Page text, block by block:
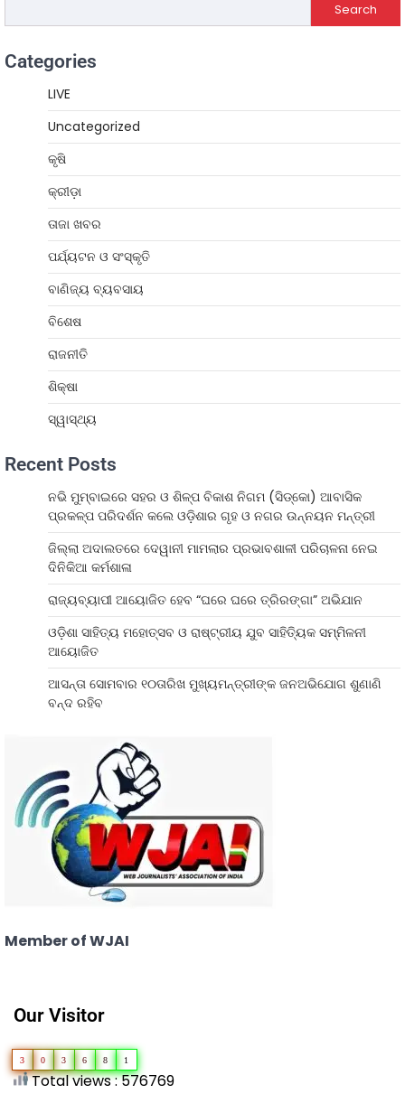
Search
Categories
LIVE
Uncategorized
କୃଷି
କ୍ରୀଡ଼ା
ତାଜା ଖବର
ପର୍ଯ୍ୟଟନ ଓ ସଂସ୍କୃତି
ବାଣିଜ୍ୟ ବ୍ୟବସାୟ
ବିଶେଷ
ରାଜନୀତି
ଶିକ୍ଷା
ସ୍ୱାସ୍ଥ୍ୟ
Recent Posts
ନଭି ମୁମ୍ବାଇରେ ସହର ଓ ଶିଳ୍ପ ବିକାଶ ନିଗମ (ସିଡ୍‌କୋ) ଆବାସିକ
ପ୍ରକଳ୍ପ ପରିଦର୍ଶନ କଲେ ଓଡ଼ିଶାର ଗୃହ ଓ ନଗର ଉନ୍ନୟନ ମନ୍ତ୍ରୀ
ଜିଲ୍ଲା ଅଦାଲତରେ ଦେୱାନୀ ମାମଲାର ପ୍ରଭାବଶାଳୀ ପରିଚାଳନା ନେଇ
ଦିନିକିଆ କର୍ମଶାଳା
ରାଜ୍ୟବ୍ୟାପୀ ଆୟୋଜିତ ହେବ “ଘରେ ଘରେ ତ୍ରିରଙ୍ଗା” ଅଭିଯାନ
ଓଡ଼ିଶା ସାହିତ୍ୟ ମହୋତ୍ସବ ଓ ରାଷ୍ଟ୍ରୀୟ ଯୁବ ସାହିତ୍ୟିକ ସମ୍ମିଳନୀ
ଆୟୋଜିତ
ଆସନ୍ତା ସୋମବାର ୧୦ତାରିଖ ମୁଖ୍ୟମନ୍ତ୍ରୀଙ୍କ ଜନଅଭିଯୋଗ ଶୁଣାଣି
ବନ୍ଦ ରହିବ
Member of WJAI
Our Visitor
3 0 3 6 8 1
Total views : 576769